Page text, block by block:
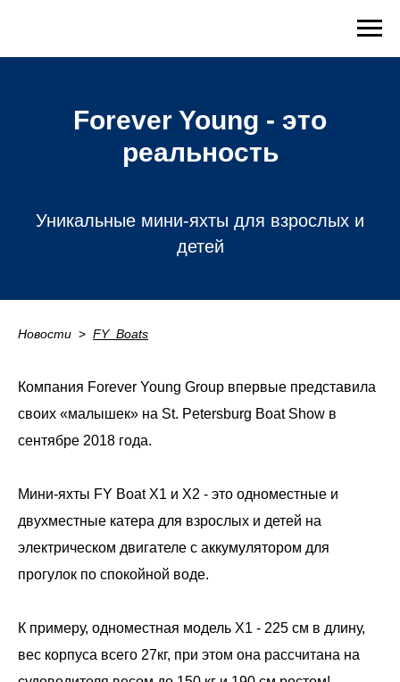
Forever Young - это
реальность
Уникальные мини-яхты для взрослых и
детей
Новости > FY_Boats
Компания Forever Young Group впервые представила
своих «малышек» на St. Petersburg Boat Show в
сентябре 2018 года.
Мини-яхты FY Boat X1 и X2 - это одноместные и
двухместные катера для взрослых и детей на
электрическом двигателе с аккумулятором для
прогулок по спокойной воде.
К примеру, одноместная модель Х1 - 225 см в длину,
вес корпуса всего 27кг, при этом она рассчитана на